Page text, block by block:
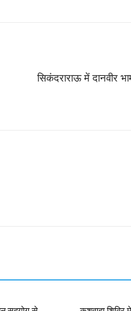
सिकंदराराऊ में दानवीर